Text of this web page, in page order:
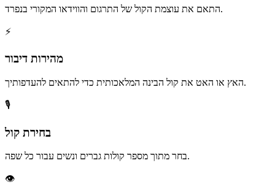
התאם את עוצמת הקול של התרגום והווידאו המקורי בנפרד.
⚡
מהירות דיבור
האץ או האט את קול הבינה המלאכותית כדי להתאים להעדפותיך.
🎙️
בחירת קול
בחר מתוך מספר קולות גברים ונשים עבור כל שפה.
👁️